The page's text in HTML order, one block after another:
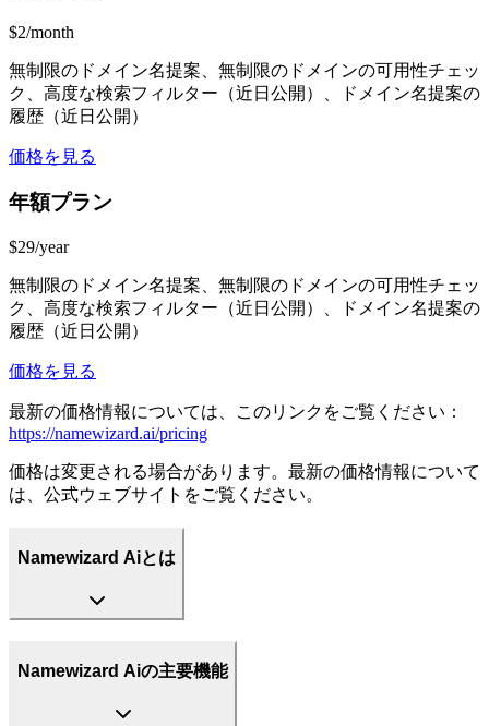
$2/month
無制限のドメイン名提案、無制限のドメインの可用性チェッ
ク、高度な検索フィルター（近日公開）、ドメイン名提案の
履歴（近日公開）
価格を見る
年額プラン
$29/year
無制限のドメイン名提案、無制限のドメインの可用性チェッ
ク、高度な検索フィルター（近日公開）、ドメイン名提案の
履歴（近日公開）
価格を見る
最新の価格情報については、このリンクをご覧ください：
https://namewizard.ai/pricing
価格は変更される場合があります。最新の価格情報について
は、公式ウェブサイトをご覧ください。
Namewizard Aiとは
Namewizard Aiの主要機能